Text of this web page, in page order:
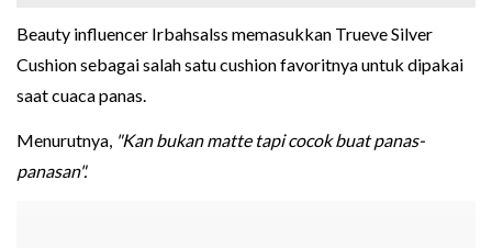
Beauty influencer Irbahsalss memasukkan Trueve Silver
Cushion sebagai salah satu cushion favoritnya untuk dipakai
saat cuaca panas.
Menurutnya, "Kan bukan matte tapi cocok buat panas-
panasan".